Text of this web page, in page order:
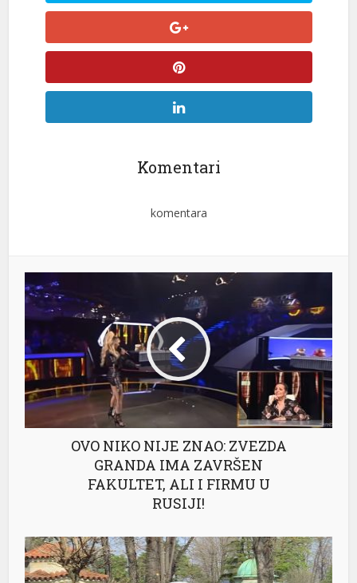
Komentari
komentara
OVO NIKO NIJE ZNAO: ZVEZDA
GRANDA IMA ZAVRŠEN
FAKULTET, ALI I FIRMU U
RUSIJI!